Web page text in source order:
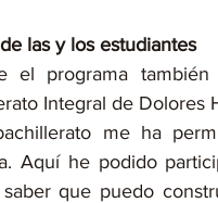
las y los estudiantes
el programa
Integral de Dolores
me ha
Aquí he podido
saber que puedo